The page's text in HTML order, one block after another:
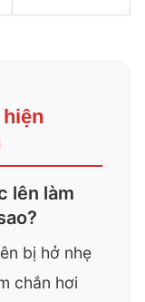
lên làm
bị hở nhẹ
chắn hơi